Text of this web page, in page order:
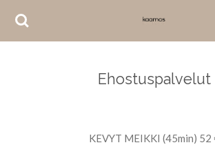
Siirry
Ehostuspalvelut
KEVYT MEIKKI (45min) 52